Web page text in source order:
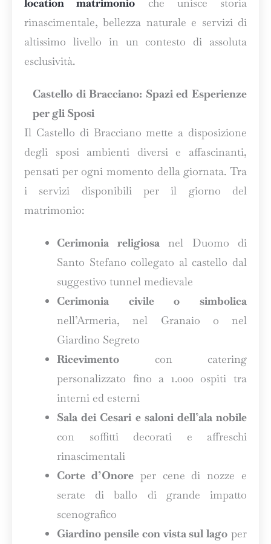
location matrimonio
che unisce storia
rinascimentale, bellezza naturale e servizi di
altissimo livello in un contesto di assoluta
esclusività.
Castello di Bracciano: Spazi ed Esperienze
per gli Sposi
Il Castello di Bracciano mette a disposizione
degli sposi ambienti diversi e affascinanti,
pensati per ogni momento della giornata. Tra
i servizi disponibili per il giorno del
matrimonio:
Cerimonia religiosa nel Duomo di
Santo Stefano collegato al castello dal
suggestivo tunnel medievale
Cerimonia civile o simbolica
nell’Armeria, nel Granaio o nel
Giardino Segreto
Ricevimento con catering
personalizzato fino a 1.000 ospiti tra
interni ed esterni
Sala dei Cesari e saloni dell’ala nobile
con soffitti decorati e affreschi
rinascimentali
Corte d’Onoreper cene di nozze e
serate di ballo di grande impatto
scenografico
Giardino pensile con vista sul lago per